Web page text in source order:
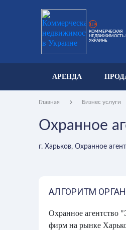
UA
КОММЕРЧЕСКАЯ
НЕДВИЖИМОСТЬ
УКРАИНЕ
АРЕНДА
Главная Бизнес услуги
Охранное
г. Харьков, Охранное
АЛГОРИТМ
Охранное агентство
фирм на рынке